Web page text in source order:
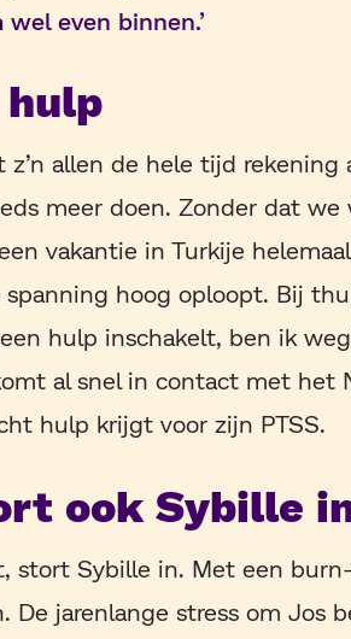
even binnen.’
z’n allen de hele tijd rekening
meer doen. Zonder dat
vakantie in Turkije
hoog oploopt. Bij
hulp inschakelt, ben ik
al snel in contact met het
hulp krijgt voor zijn PTSS.
ook Sybille
stort Sybille in. Met een
jarenlange stress om Jos